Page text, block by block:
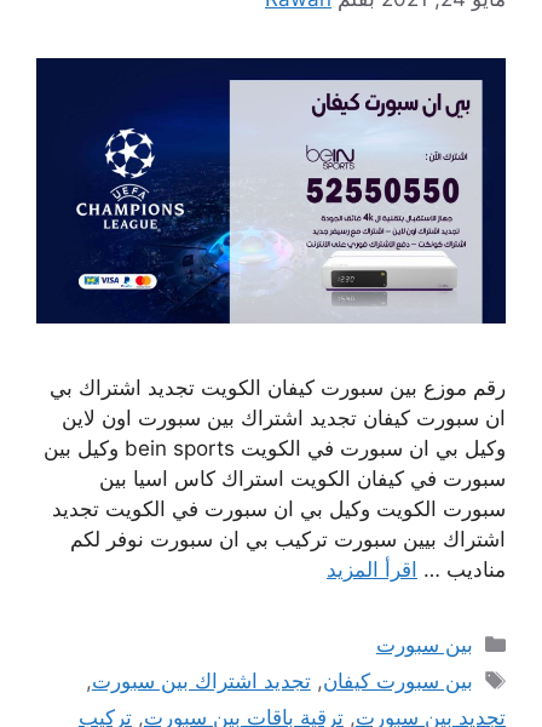
رقم موزع بين سبورت كيفان الكويت تجديد اشتراك بي
ان سبورت كيفان تجديد اشتراك بين سبورت اون لاين
وكيل بي ان سبورت في الكويت bein sports وكيل بين
سبورت في كيفان الكويت استراك كاس اسيا بين
سبورت الكويت وكيل بي ان سبورت في الكويت تجديد
اشتراك بيين سبورت تركيب بي ان سبورت نوفر لكم
مناديب … اقرأ المزيد
التصنيفات
بين سبورت
الوسوم
بين سبورت كيفان,تجديد اشتراك بين سبورت,
تجديد بين سبورت, ترقية باقات بين سبورت, تركيب